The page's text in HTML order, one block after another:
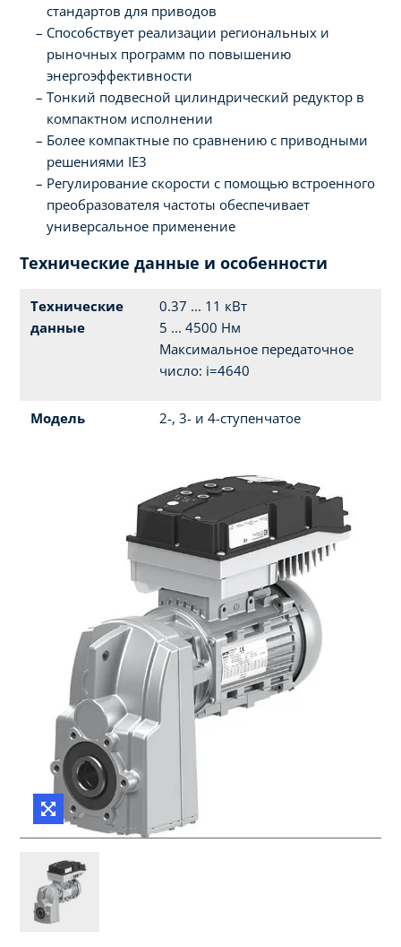
стандартов для приводов
Способствует реализации региональных и
рыночных программ по повышению
энергоэффективности
Тонкий подвесной цилиндрический редуктор в
компактном исполнении
Более компактные по сравнению с приводными
решениями IE3
Регулирование скорости с помощью встроенного
преобразователя частоты обеспечивает
универсальное применение
Технические данные и особенности
Технические
данные
0.37 ... 11 кВт
5 ... 4500 Нм
Максимальное передаточное
число: i=4640
Модель 2-, 3- и 4-ступенчатое